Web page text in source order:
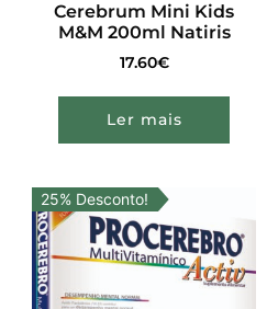
Cerebrum Mini Kids
M&M 200ml Natiris
17.60€
Ler mais
25% Desconto!